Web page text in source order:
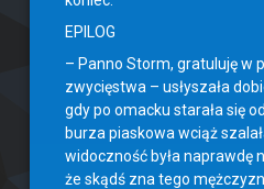
EPILOG
– Panno Storm, gratuluję w
zwycięstwa – usłyszała
gdy po omacku starała się
burza piaskowa wciąż
widoczność była naprawdę
że skądś zna tego